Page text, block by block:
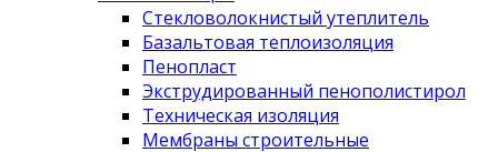
Стекловолокнистый утеплитель
Базальтовая теплоизоляция
Пенопласт
Экструдированный пенополистирол
Техническая изоляция
Мембраны строительные